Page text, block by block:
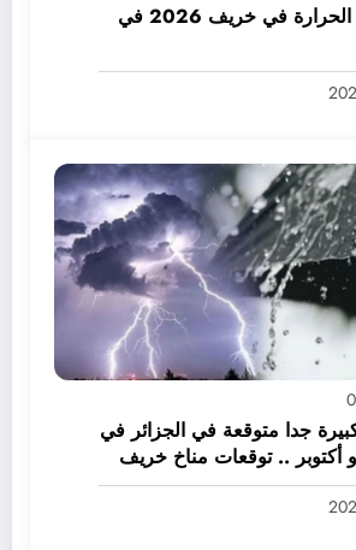
توقعات درجات الحرارة في خريف 2026 في
0
جدا متوقعة في الجزائر في
.. توقعات مناخ خريف